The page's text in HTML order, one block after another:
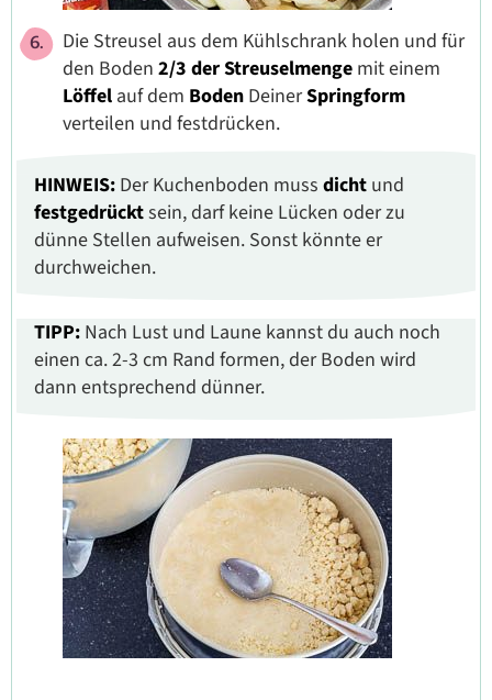
Die Streusel aus dem Kühlschrank holen und für
den Boden 2/3 der Streuselmenge mit einem
Löffel auf dem Boden DeinerSpringform
verteilen und festdrücken.
HINWEIS: Der Kuchenboden muss dicht und
festgedrücktsein, darf keine Lücken oder zu
dünne Stellen aufweisen. Sonst könnte er
durchweichen.
TIPP: Nach Lust und Laune kannst du auch noch
einen ca. 2-3 cm Rand formen, der Boden wird
dann entsprechend dünner.